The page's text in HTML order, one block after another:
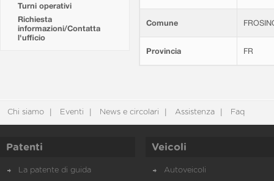
Turni operativi
Richiesta
informazioni/Contatta
l'ufficio
Comune
Provincia FR
Chi siamo Eventi News e circolari Assistenza Faq
Patenti
La patente di guida
Veicoli
Autoveicoli